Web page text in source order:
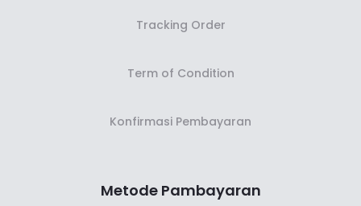
Tracking Order
Term of Condition
Konfirmasi Pembayaran
Metode Pambayaran